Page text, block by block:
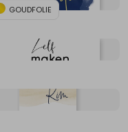
GOUDFOLIE